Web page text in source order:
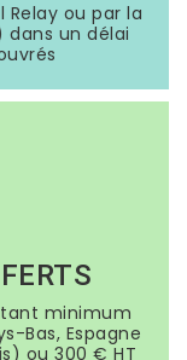
Relay ou par la
un délai
minimum
Bas, Espagne
ou 300 € HT